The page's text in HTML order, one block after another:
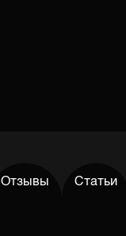
Отзывы Статьи